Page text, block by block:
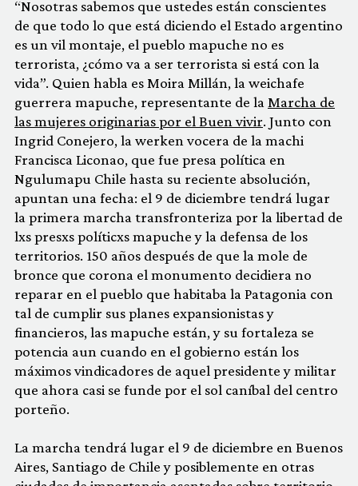
“Nosotras sabemos que ustedes están conscientes
de que todo lo que está diciendo el Estado argentino
es un vil montaje, el pueblo mapuche no es
terrorista, ¿cómo va a ser terrorista si está con la
vida”. Quien habla es Moira Millán, la weichafe
guerrera mapuche, representante de la Marcha de
las mujeres originarias por el Buen vivir. Junto con
Ingrid Conejero, la werken vocera de la machi
Francisca Liconao, que fue presa política en
Ngulumapu Chile hasta su reciente absolución,
apuntan una fecha: el 9 de diciembre tendrá lugar
la primera marcha transfronteriza por la libertad de
lxs presxs políticxs mapuche y la defensa de los
territorios. 150 años después de que la mole de
bronce que corona el monumento decidiera no
reparar en el pueblo que habitaba la Patagonia con
tal de cumplir sus planes expansionistas y
financieros, las mapuche están, y su fortaleza se
potencia aun cuando en el gobierno están los
máximos vindicadores de aquel presidente y militar
que ahora casi se funde por el sol caníbal del centro
porteño.
La marcha tendrá lugar el 9 de diciembre en Buenos
Aires, Santiago de Chile y posiblemente en otras